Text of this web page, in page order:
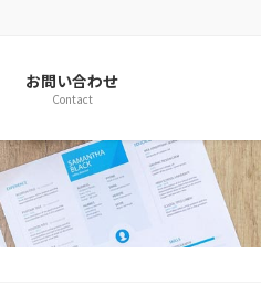
お問い合わせ
Contact